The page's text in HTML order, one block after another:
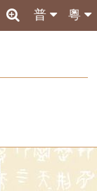
粵
普